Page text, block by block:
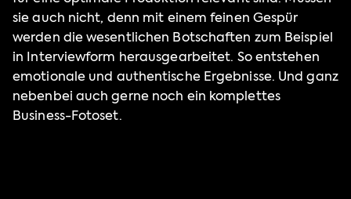
sie auch nicht, denn mit einem feinen Gespür
werden die wesentlichen Botschaften zum Beispiel
in Interviewform herausgearbeitet. So entstehen
emotionale und authentische Ergebnisse. Und ganz
nebenbei auch gerne noch ein komplettes
Business-Fotoset.